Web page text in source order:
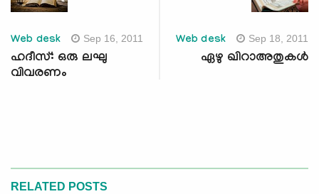
Web desk Sep 16, 2011
ഹദീസ്: ഒരു ലഘു
വിവരണം
Web desk Sep 18, 2011
ഏഴു ഖിറാഅതുകള്‍
RELATED POSTS